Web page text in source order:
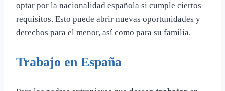
optar por la nacionalidad española si cumple ciertos
requisitos. Esto puede abrir nuevas oportunidades y
derechos para el menor, así como para su familia.
Trabajo en España